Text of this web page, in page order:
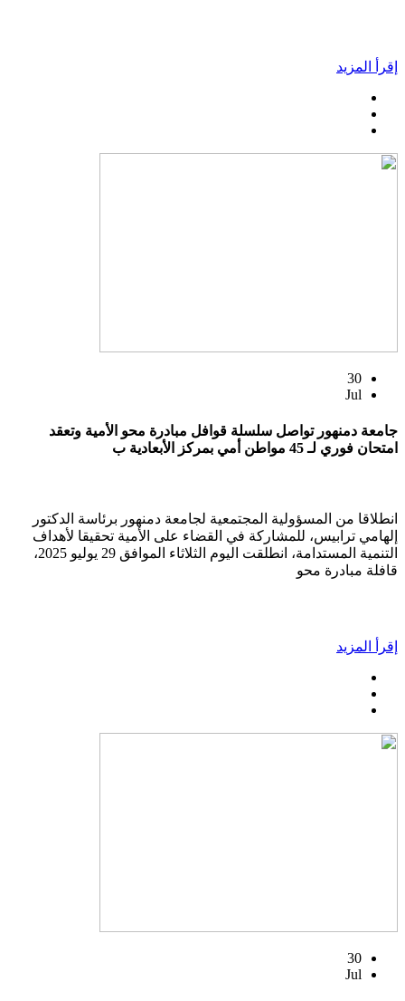
إقرأ المزيد
30
Jul
جامعة دمنهور تواصل سلسلة قوافل مبادرة محو الأمية وتعقد
امتحان فوري لـ 45 مواطن أمي بمركز الأبعادية ب
انطلاقا من المسؤولية المجتمعية لجامعة دمنهور برئاسة الدكتور
إلهامي ترابيس، للمشاركة في القضاء على الأمية تحقيقا لأهداف
التنمية المستدامة، انطلقت اليوم الثلاثاء الموافق 29 يوليو 2025،
قافلة مبادرة محو
إقرأ المزيد
30
Jul